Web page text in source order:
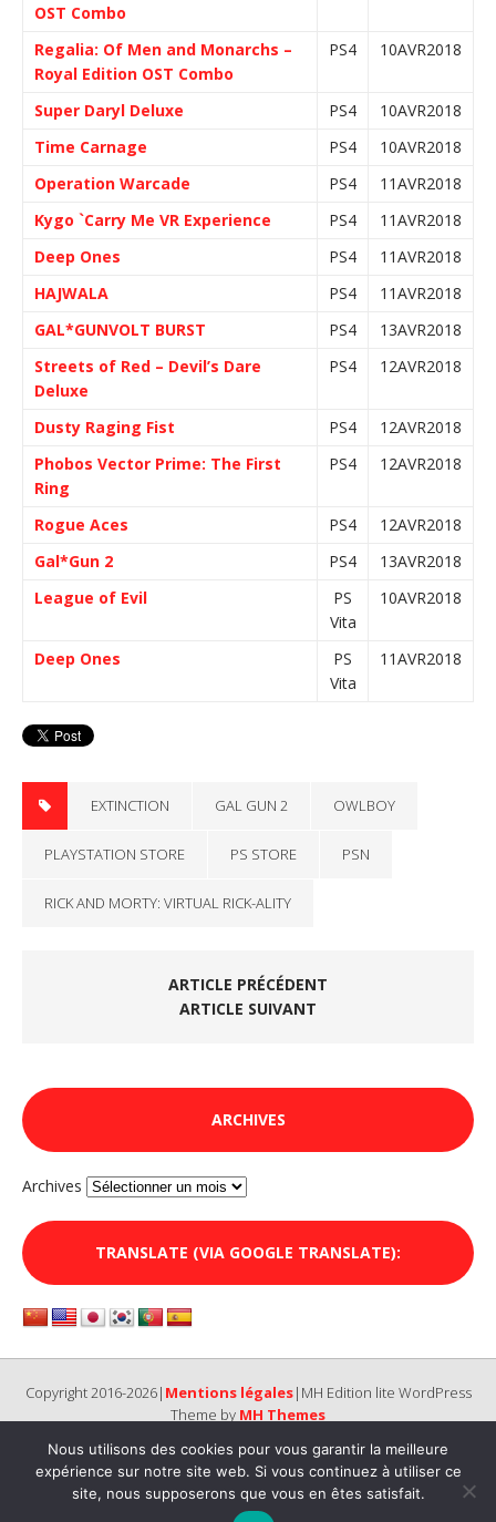
OST Combo
Regalia: Of Men and Monarchs –
Royal Edition OST Combo
PS4 10AVR2018
Super Daryl Deluxe PS4
10AVR2018
Time Carnage
PS4
10AVR2018
Operation Warcade
PS4
11AVR2018
Kygo `Carry Me VR Experience
PS4
11AVR2018
Deep Ones
PS4
11AVR2018
HAJWALA
PS4
11AVR2018
GAL*GUNVOLT BURST
PS4
13AVR2018
Streets of Red – Devil’s Dare
Deluxe
PS4 12AVR2018
Dusty Raging Fist PS4
12AVR2018
Phobos Vector Prime: The First
Ring
PS4 12AVR2018
Rogue Aces PS4
12AVR2018
Gal*Gun 2
PS4
13AVR2018
League of Evil
PS
Vita
10AVR2018
Deep Ones
PS
Vita
11AVR2018
EXTINCTION GAL GUN 2 OWLBOY
PLAYSTATION STORE PS STORE PSN
RICK AND MORTY: VIRTUAL RICK-ALITY
ARTICLE PRÉCÉDENT
ARTICLE SUIVANT
ARCHIVES
Archives
TRANSLATE (VIA GOOGLE TRANSLATE):
Copyright 2016-2026| Mentions légales|MH Edition lite WordPress
Theme by MH Themes
Nous utilisons des cookies pour vous garantir la meilleure
expérience sur notre site web. Si vous continuez à utiliser ce
site, nous supposerons que vous en êtes satisfait.